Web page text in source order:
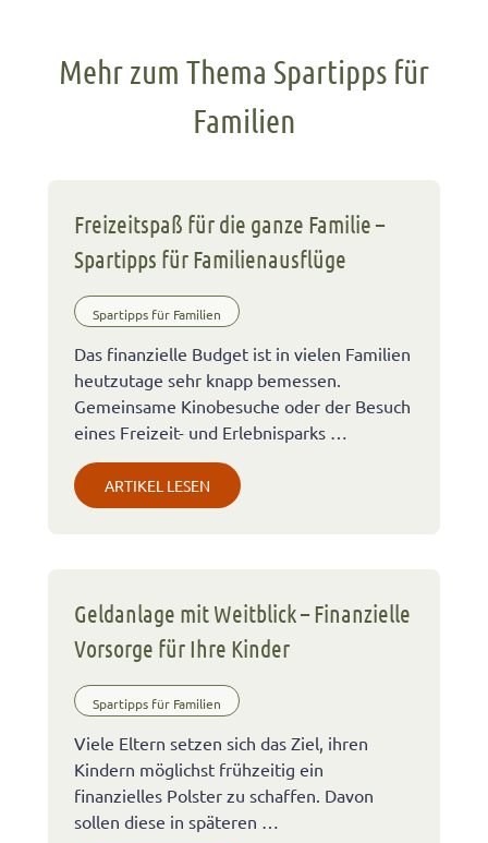
Mehr zum Thema Spartipps für
Familien
Freizeitspaß für die ganze Familie –
Spartipps für Familienausflüge
Spartipps für Familien
Das finanzielle Budget ist in vielen Familien
heutzutage sehr knapp bemessen.
Gemeinsame Kinobesuche oder der Besuch
eines Freizeit- und Erlebnisparks …
ARTIKEL LESEN
Geldanlage mit Weitblick – Finanzielle
Vorsorge für Ihre Kinder
Spartipps für Familien
Viele Eltern setzen sich das Ziel, ihren
Kindern möglichst frühzeitig ein
finanzielles Polster zu schaffen. Davon
sollen diese in späteren …